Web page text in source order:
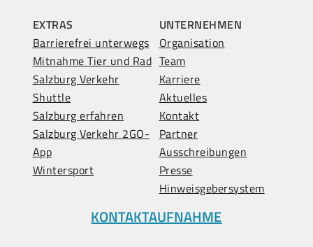
EXTRAS
Barrierefrei unterwegs
Mitnahme Tier und Rad
Salzburg Verkehr
Shuttle
Salzburg erfahren
Salzburg Verkehr 2GO-
App
Wintersport
UNTERNEHMEN
Organisation
Team
Karriere
Aktuelles
Kontakt
Partner
Ausschreibungen
Presse
Hinweisgebersystem
KONTAKTAUFNAHME